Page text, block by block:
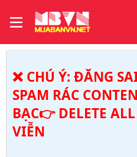
❌ CHÚ Ý: ĐĂNG
SPAM RÁC
BẠC👉 DELETE
VIỄN